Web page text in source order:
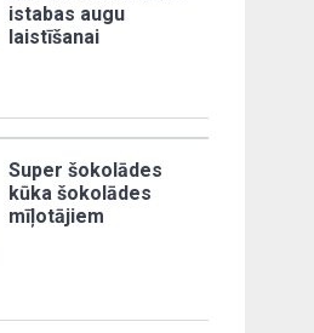
istabas augu
laistīšanai
Super šokolādes
kūka šokolādes
mīļotājiem